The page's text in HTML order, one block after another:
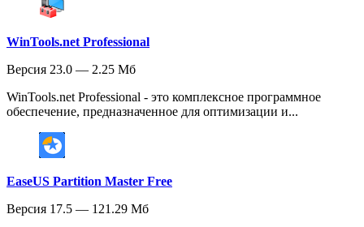
WinTools.net Professional
Версия 23.0 — 2.25 Мб
WinTools.net Professional - это комплексное программное
обеспечение, предназначенное для оптимизации и...
EaseUS Partition Master Free
Версия 17.5 — 121.29 Мб